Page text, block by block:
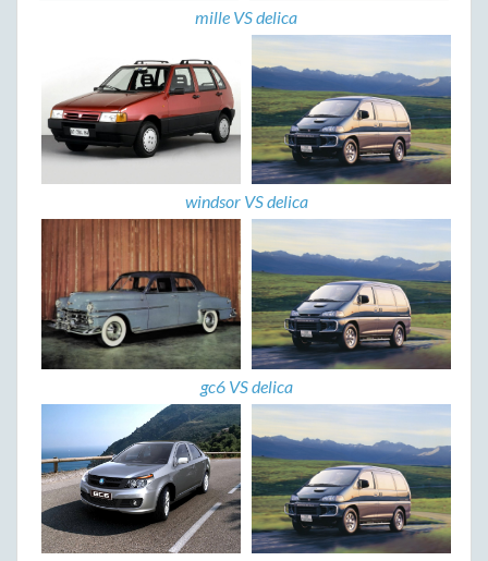
mille VS delica
windsor VS delica
gc6 VS delica